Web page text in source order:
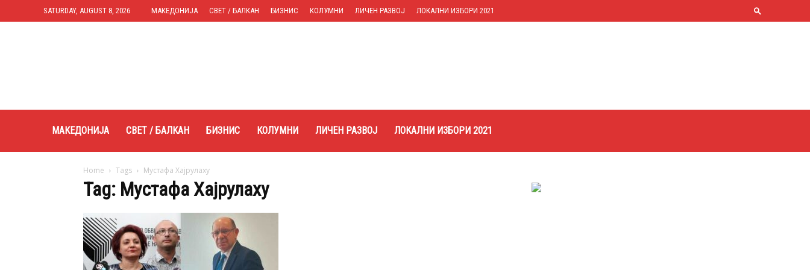
SATURDAY, AUGUST 8, 2026 МАКЕДОНИЈА СВЕТ / БАЛКАН БИЗНИС КОЛУМНИ ЛИЧЕН РАЗВОЈ ЛОКАЛНИ ИЗБОРИ 2021
МАКЕДОНИЈА СВЕТ / БАЛКАН БИЗНИС КОЛУМНИ ЛИЧЕН РАЗВОЈ ЛОКАЛНИ ИЗБОРИ 2021
Home Tags Мустафа Хајрулаху
Tag: Мустафа Хајрулаху